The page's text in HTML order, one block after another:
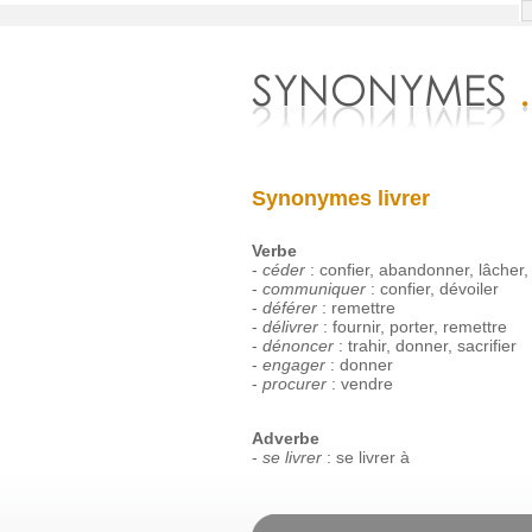
Synonymes livrer
Verbe
- céder: confier, abandonner, lâcher,
- communiquer: confier, dévoiler
- déférer: remettre
- délivrer: fournir, porter, remettre
- dénoncer: trahir, donner, sacrifier
- engager: donner
- procurer: vendre
Adverbe
- se livrer: se livrer à